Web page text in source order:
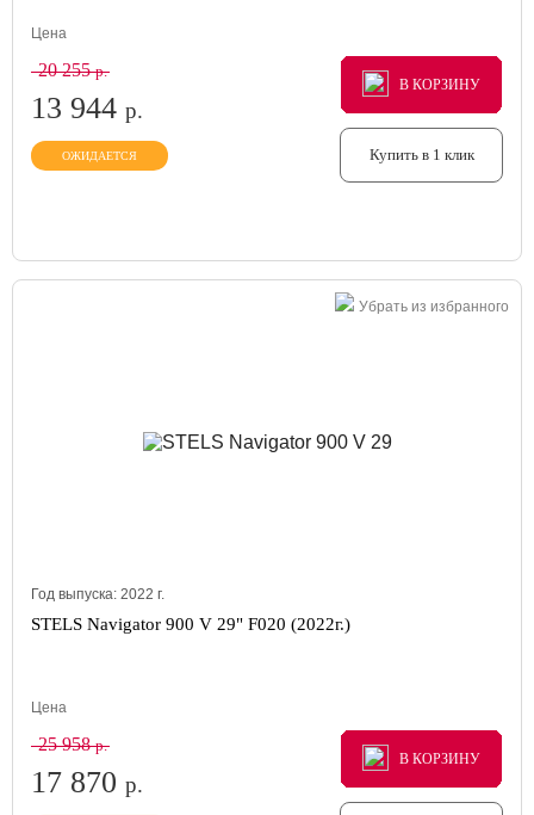
Цена
20 255р.
13 944 р.
ОЖИДАЕТСЯ
В КОРЗИНУ
В КОРЗИНУ
В КОРЗИНУ
Купить в 1 клик
Убрать из избранного
Год выпуска: 2022 г.
STELS Navigator 900 V 29" F020 (2022г.)
Цена
25 958р.
17 870 р.
В КОРЗИНУ
В КОРЗИНУ
В КОРЗИНУ